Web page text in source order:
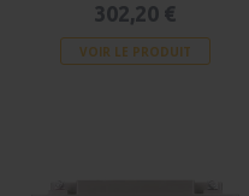
302,20 €
VOIR LE PRODUIT